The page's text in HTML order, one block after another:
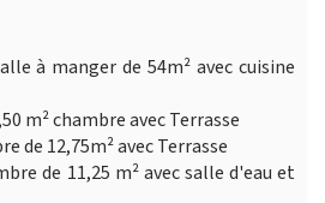
à manger de 54m² avec cuisine
m² chambre avec Terrasse
de 12,75m² avec Terrasse
de 11,25 m² avec salle d'eau et